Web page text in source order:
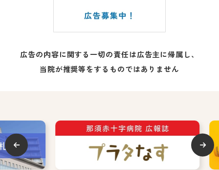
広告の内容に関する一切の責任は広告主に帰属し、
当院が推奨等をするものではありません